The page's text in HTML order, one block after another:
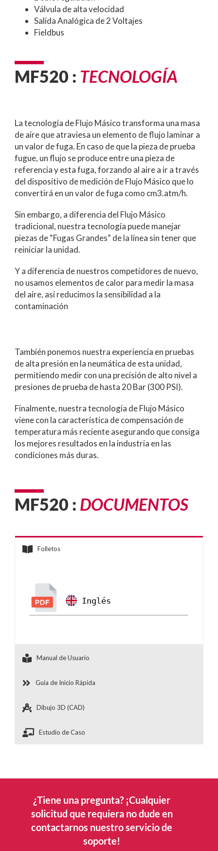
Válvula de alta velocidad
Salida Analógica de 2 Voltajes
Fieldbus
MF520 : TECNOLOGÍA
La tecnología de Flujo Másico transforma una masa
de aire que atraviesa un elemento de flujo laminar a
un valor de fuga. En caso de que la pieza de prueba
fugue, un flujo se produce entre una pieza de
referencia y esta fuga, forzando al aire a ir a través
del dispositivo de medición de Flujo Másico que lo
convertirá en un valor de fuga como cm3.atm/h.
Sin embargo, a diferencia del Flujo Másico
tradicional, nuestra tecnología puede manejar
piezas de “Fugas Grandes” de la línea sin tener que
reiniciar la unidad.
Y a diferencia de nuestros competidores de nuevo,
no usamos elementos de calor para medir la masa
del aire, así reducimos la sensibilidad a la
contaminación
También ponemos nuestra experiencia en pruebas
de alta presión en la neumática de esta unidad,
permitiendo medir con una precisión de alto nivel a
presiones de prueba de hasta 20 Bar (300 PSI).
Finalmente, nuestra tecnología de Flujo Másico
viene con la característica de compensación de
temperatura más reciente asegurando que consiga
los mejores resultados en la industria en las
condiciones más duras.
MF520 : DOCUMENTOS
Folletos
Inglés
Manual de Usuario
Guía de Inicio Rápida
Dibujo 3D (CAD)
Estudio de Caso
¿Tiene una pregunta? ¡Cualquier
solicitud que requiera no dude en
contactarnos nuestro servicio de
soporte!